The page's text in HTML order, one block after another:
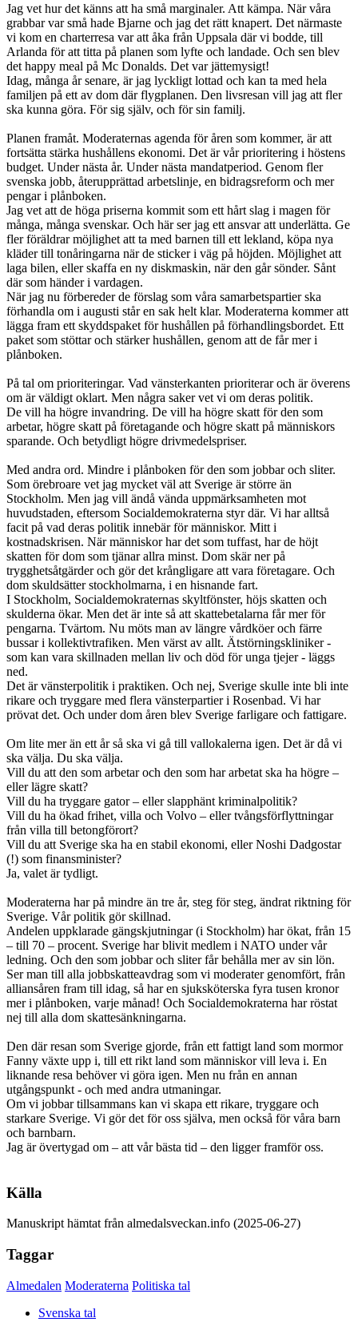
Jag vet hur det känns att ha små marginaler. Att kämpa. När våra
grabbar var små hade Bjarne och jag det rätt knapert. Det närmaste
vi kom en charterresa var att åka från Uppsala där vi bodde, till
Arlanda för att titta på planen som lyfte och landade. Och sen blev
det happy meal på Mc Donalds. Det var jättemysigt!
Idag, många år senare, är jag lyckligt lottad och kan ta med hela
familjen på ett av dom där flygplanen. Den livsresan vill jag att fler
ska kunna göra. För sig själv, och för sin familj.
Planen framåt. Moderaternas agenda för åren som kommer, är att
fortsätta stärka hushållens ekonomi. Det är vår prioritering i höstens
budget. Under nästa år. Under nästa mandatperiod. Genom fler
svenska jobb, återupprättad arbetslinje, en bidragsreform och mer
pengar i plånboken.
Jag vet att de höga priserna kommit som ett hårt slag i magen för
många, många svenskar. Och här ser jag ett ansvar att underlätta. Ge
fler föräldrar möjlighet att ta med barnen till ett lekland, köpa nya
kläder till tonåringarna när de sticker i väg på höjden. Möjlighet att
laga bilen, eller skaffa en ny diskmaskin, när den går sönder. Sånt
där som händer i vardagen.
När jag nu förbereder de förslag som våra samarbetspartier ska
förhandla om i augusti står en sak helt klar. Moderaterna kommer att
lägga fram ett skyddspaket för hushållen på förhandlingsbordet. Ett
paket som stöttar och stärker hushållen, genom att de får mer i
plånboken.
På tal om prioriteringar. Vad vänsterkanten prioriterar och är överens
om är väldigt oklart. Men några saker vet vi om deras politik.
De vill ha högre invandring. De vill ha högre skatt för den som
arbetar, högre skatt på företagande och högre skatt på människors
sparande. Och betydligt högre drivmedelspriser.
Med andra ord. Mindre i plånboken för den som jobbar och sliter.
Som örebroare vet jag mycket väl att Sverige är större än
Stockholm. Men jag vill ändå vända uppmärksamheten mot
huvudstaden, eftersom Socialdemokraterna styr där. Vi har alltså
facit på vad deras politik innebär för människor. Mitt i
kostnadskrisen. När människor har det som tuffast, har de höjt
skatten för dom som tjänar allra minst. Dom skär ner på
trygghetsåtgärder och gör det krångligare att vara företagare. Och
dom skuldsätter stockholmarna, i en hisnande fart.
I Stockholm, Socialdemokraternas skyltfönster, höjs skatten och
skulderna ökar. Men det är inte så att skattebetalarna får mer för
pengarna. Tvärtom. Nu möts man av längre vårdköer och färre
bussar i kollektivtrafiken. Men värst av allt. Ätstörningskliniker -
som kan vara skillnaden mellan liv och död för unga tjejer - läggs
ned.
Det är vänsterpolitik i praktiken. Och nej, Sverige skulle inte bli inte
rikare och tryggare med flera vänsterpartier i Rosenbad. Vi har
prövat det. Och under dom åren blev Sverige farligare och fattigare.
Om lite mer än ett år så ska vi gå till vallokalerna igen. Det är då vi
ska välja. Du ska välja.
Vill du att den som arbetar och den som har arbetat ska ha högre –
eller lägre skatt?
Vill du ha tryggare gator – eller slapphänt kriminalpolitik?
Vill du ha ökad frihet, villa och Volvo – eller tvångsförflyttningar
från villa till betongförort?
Vill du att Sverige ska ha en stabil ekonomi, eller Noshi Dadgostar
(!) som finansminister?
Ja, valet är tydligt.
Moderaterna har på mindre än tre år, steg för steg, ändrat riktning för
Sverige. Vår politik gör skillnad.
Andelen uppklarade gängskjutningar (i Stockholm) har ökat, från 15
– till 70 – procent. Sverige har blivit medlem i NATO under vår
ledning. Och den som jobbar och sliter får behålla mer av sin lön.
Ser man till alla jobbskatteavdrag som vi moderater genomfört, från
alliansåren fram till idag, så har en sjuksköterska fyra tusen kronor
mer i plånboken, varje månad! Och Socialdemokraterna har röstat
nej till alla dom skattesänkningarna.
Den där resan som Sverige gjorde, från ett fattigt land som mormor
Fanny växte upp i, till ett rikt land som människor vill leva i. En
liknande resa behöver vi göra igen. Men nu från en annan
utgångspunkt - och med andra utmaningar.
Om vi jobbar tillsammans kan vi skapa ett rikare, tryggare och
starkare Sverige. Vi gör det för oss själva, men också för våra barn
och barnbarn.
Jag är övertygad om – att vår bästa tid – den ligger framför oss.
Källa
Manuskript hämtat från almedalsveckan.info (2025-06-27)
Taggar
Almedalen Moderaterna Politiska tal
Svenska tal